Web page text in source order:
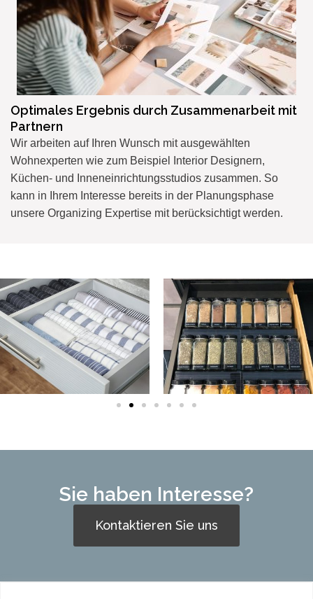
Optimales Ergebnis durch Zusammenarbeit mit
Partnern
Wir arbeiten auf Ihren Wunsch mit ausgewählten
Wohnexperten wie zum Beispiel Interior Designern,
Küchen- und Inneneinrichtungsstudios zusammen. So
kann in Ihrem Interesse bereits in der Planungsphase
unsere Organizing Expertise mit berücksichtigt werden.
Sie haben Interesse?
Kontaktieren Sie uns